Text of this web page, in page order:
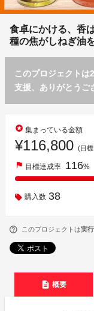
食卓にかける、香
種の焦がしねぎ油
このプロジェクト
支援、ありがとうご
stars 集まっている金額
¥116,800 (目
flag 目標達成率 116%
購入数 38
このプロジェクトは実
description 概要